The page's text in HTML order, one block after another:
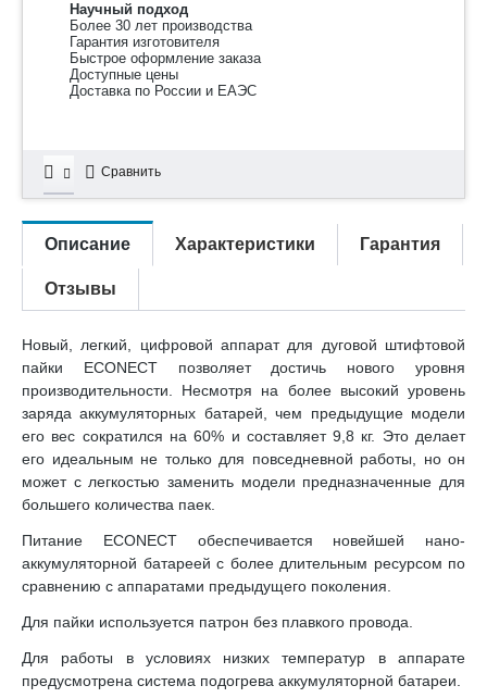
Научный подход
Более 30 лет производства
Гарантия изготовителя
Быстрое оформление заказа
Доступные цены
Доставка по России и ЕАЭС
Сравнить
Описание Характеристики Гарантия
Отзывы
Новый, легкий, цифровой аппарат для дуговой штифтовой
пайки ECONECT позволяет достичь нового уровня
производительности. Несмотря на более высокий уровень
заряда аккумуляторных батарей, чем предыдущие модели
его вес сократился на 60% и составляет 9,8 кг. Это делает
его идеальным не только для повседневной работы, но он
может с легкостью заменить модели предназначенные для
большего количества паек.
Питание ECONECT обеспечивается новейшей нано-
аккумуляторной бата­реей с более длительным ресурсом по
сравнению с аппаратами предыдущего поколения.
Для пайки используется патрон без плавкого провода.
Для работы в условиях низких температур в аппарате
предусмотрена система подогрева аккумуляторной батареи.